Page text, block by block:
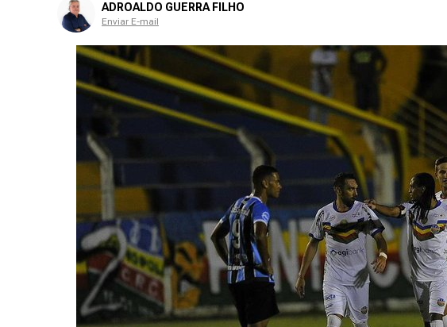
ADROALDO GUERRA FILHO
Enviar E-mail